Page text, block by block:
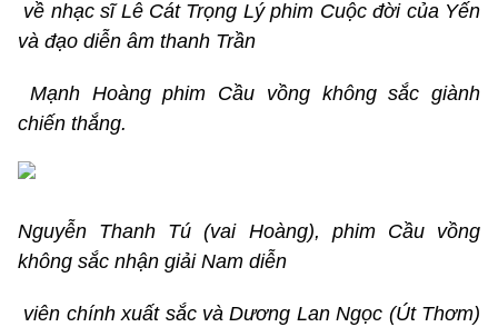
về nhạc sĩ Lê Cát Trọng Lý phim Cuộc đời của Yến
và đạo diễn âm thanh Trần
Mạnh Hoàng phim Cầu vồng không sắc giành
chiến thắng.
Nguyễn Thanh Tú (vai Hoàng), phim Cầu vồng
không sắc nhận giải Nam diễn
viên chính xuất sắc và Dương Lan Ngọc (Út Thơm)